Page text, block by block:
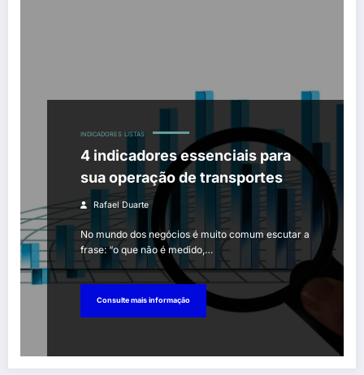
INDICADORES LISTAS
4 indicadores essenciais para
sua operação de transportes
Rafael Duarte
No mundo dos negócios é muito comum escutar a
frase: “o que não é medido,…
Consulte mais informação